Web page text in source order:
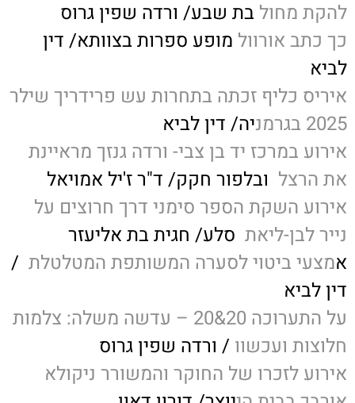
להקת מחול בת שבע/ ורדה שפין גרוס
כך כתב אורוול מופע ספרות בצוותא/ דין
לביא
איריס כליף זכתה בתחרות עש פרידריך שילר
2025 בגרמנ
יה/ דין לביא
אירוע במרכז יד בן צבי- ורדה גנזך מראיינת
את הרצל ובלפור חקק/ ד"ר ז'יל אמויאל
אירוע השקת הספר סימני דרך חרוצים על
נייר לבן-ליאת סלע/ חגית בת אליעזר
אמצעי ביטוי לסערה המשותפת המטלטלת /
דין לביא
על התערוכה 20&20 – עדשה משלה: צלמות
חלוצות ועכשוו / ורדה שפין גרוס
אירוע לזכרו של החוקר והמשורר ניקולא